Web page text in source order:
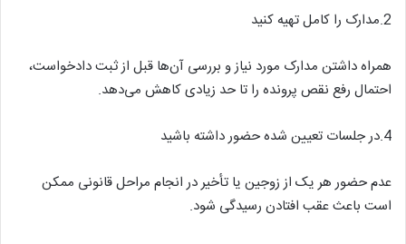
2.مدارک را کامل تهیه کنید
همراه داشتن مدارک مورد نیاز و بررسی آن‌ها قبل از ثبت دادخواست،
احتمال رفع نقص پرونده را تا حد زیادی کاهش می‌دهد.
4.در جلسات تعیین شده حضور داشته باشید
عدم حضور هر یک از زوجین یا تأخیر در انجام مراحل قانونی ممکن
است باعث عقب افتادن رسیدگی شود.